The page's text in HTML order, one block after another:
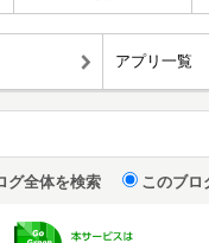
アプリ一覧
グ全体を検索 このブロ